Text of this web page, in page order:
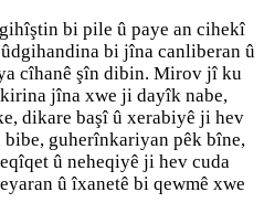
bi pile û paye an cihekî
bi jîna canliberan û
cîhanê şîn dibin. Mirov jî ku
jîna xwe ji dayîk nabe,
dikare başî û xerabiyê ji hev
guherînkariyan pêk bîne,
û neheqiyê ji hev cuda
û îxanetê bi qewmê xwe